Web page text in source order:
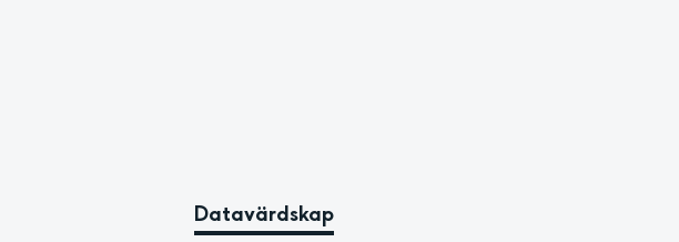
Datavärdskap